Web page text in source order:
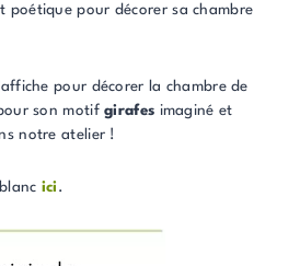
poétique pour décorer sa chambre
pour décorer la chambre de
son motifgirafes imaginé et
notre atelier !
ici.